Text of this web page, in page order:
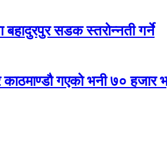
बहादुरपुर सडक स्तरोन्नती गर्ने
काठमाण्डौ गएको भनी ७० हजार